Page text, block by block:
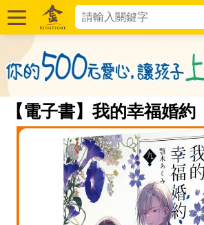
【電子書】我的幸福婚約